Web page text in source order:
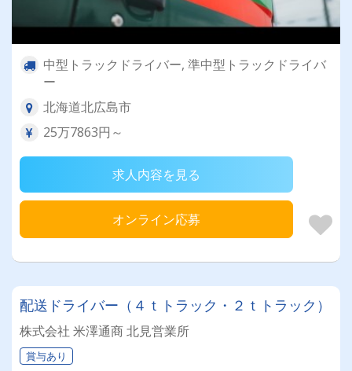
中型トラックドライバー, 準中型トラックドライバ
ー
北海道北広島市
25万7863円～
求人内容を見る
オンライン応募
配送ドライバー（４ｔトラック・２ｔトラック）
株式会社 米澤通商 北見営業所
賞与あり